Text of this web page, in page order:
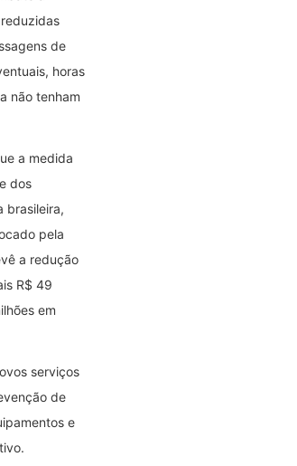
de
horas
não tenham
a medida
dos
brasileira,
pela
a redução
R$ 49
em
serviços
de
e